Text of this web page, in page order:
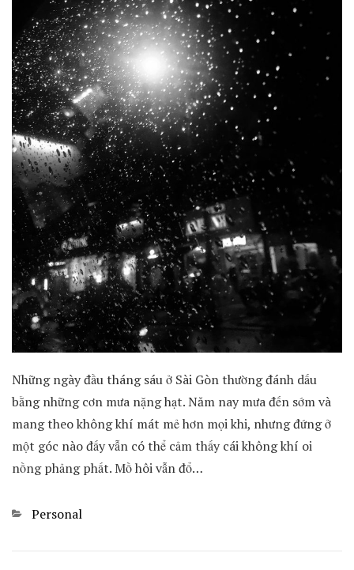
Những ngày đầu tháng sáu ở Sài Gòn thường đánh dấu
bằng những cơn mưa nặng hạt. Năm nay mưa đến sớm và
mang theo không khí mát mẻ hơn mọi khi, nhưng đứng ở
một góc nào đấy vẫn có thể cảm thấy cái không khí oi
nồng phảng phất. Mồ hôi vẫn đổ…
Categories
Personal